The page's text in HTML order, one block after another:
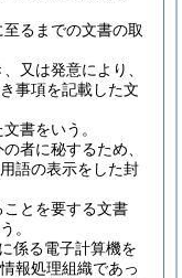
るまでの文書の取
又は発意により、
事項を記載した文
書をいう。
者に秘するため、
語の表示をした封
とを要する文書
。
係る電子計算機を
報処理組織であっ